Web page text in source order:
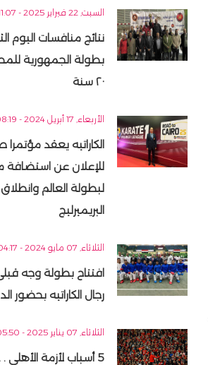
السبت, 22 فبراير 2025 - 11:07 م
نتائج منافسات اليوم
بطولة الجمهورية
٢٠ سنة
الأربعاء, 17 أبريل 2024 - 08:19 م
الكاراتيه يعقد مؤتمرا
للإعلان عن استضافة
لبطولة العالم
البريميرليج
الثلاثاء, 07 مايو 2024 - 04:17 م
افتتاح بطولة وجه
رجال الكاراتيه بحضور
الثلاثاء, 07 يناير 2025 - 05:50 م
5 أسباب لأزمة